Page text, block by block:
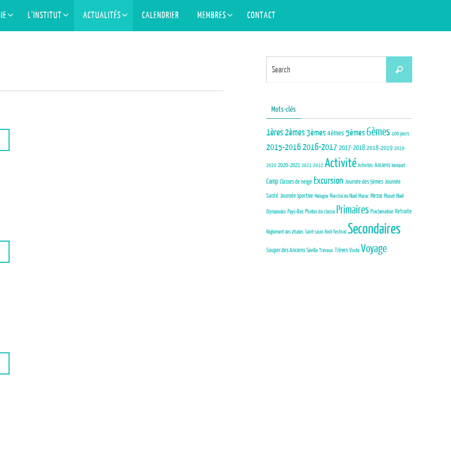
L’INSTITUT ACTUALITÉS CALENDRIER MEMBRES CONTACT
Search
Mots-clés
1ères2èmes 3èmes4èmes 5èmes6èmes 100 jours
2015-2016 2016-2017 2017-2018 2018-2019 2019-
2020 2020-2021 2021-2022 Activité Activités Anciens banquet
Camp Classes de neige Excursion Journée des 5èmes Journée
Santé Journée sportive Malagne Marché de Noël Maroc Messe Mozet Noël
Olympiades Pays-Bas Photos de classe Primaires Proclamation Retraite
Règlement des études Saint-Louis Rock Festival Secondaires
Souper des Anciens Séville Travaux Trèves Visite Voyage